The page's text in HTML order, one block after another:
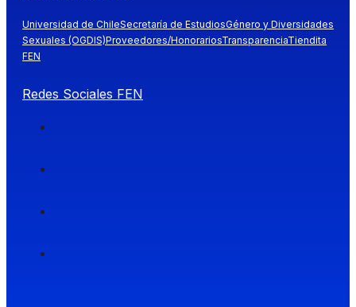
Universidad de ChileSecretaría de EstudiosGénero y Diversidades
Sexuales (OGDIS)Proveedores/HonorariosTransparenciaTiendita
FEN
Redes Sociales FEN